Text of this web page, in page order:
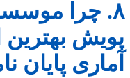
۸. چرا
پویش بهترین
آماری